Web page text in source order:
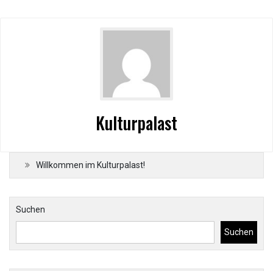
Kulturpalast
Willkommen im Kulturpalast!
Suchen
Suchen